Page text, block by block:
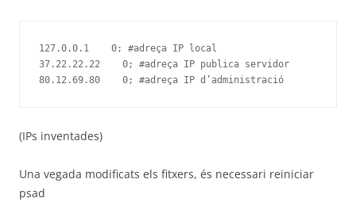
127.0.0.1    0; #adreça IP local
37.22.22.22    0; #adreça IP publica servidor
(IPs inventades)
Una vegada modificats els fitxers, és necessari reiniciar
psad